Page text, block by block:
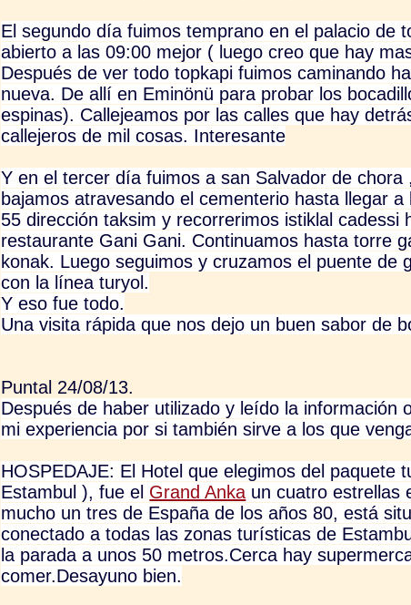
El segundo día fuimos temprano en el palacio de
abierto a las 09:00 mejor ( luego creo que hay
Después de ver todo topkapi fuimos caminando
nueva. De allí en Eminönü para probar los
espinas). Callejeamos por las calles que hay
callejeros de mil cosas. Interesante
Y en el tercer día fuimos a san Salvador de
bajamos atravesando el cementerio hasta llegar
55 dirección taksim y recorrerimos istiklal cadessi
restaurante Gani Gani. Continuamos hasta torre
konak. Luego seguimos y cruzamos el puente
con la línea turyol.
Y eso fue todo.
Una visita rápida que nos dejo un buen sabor de
Puntal 24/08/13.
Después de haber utilizado y leído la
mi experiencia por si también sirve a los que
HOSPEDAJE: El Hotel que elegimos del paquete
Estambul ), fue el Grand Anka un cuatro estrellas
mucho un tres de España de los años 80, está
conectado a todas las zonas turísticas de
la parada a unos 50 metros.Cerca hay
comer.Desayuno bien.